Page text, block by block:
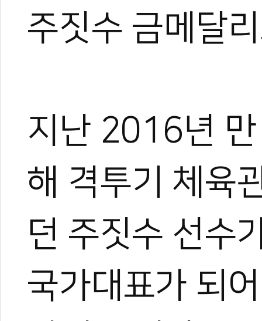
주짓수 금메달
지난 2016년
해 격투기 체육
던 주짓수 선수
국가대표가 되